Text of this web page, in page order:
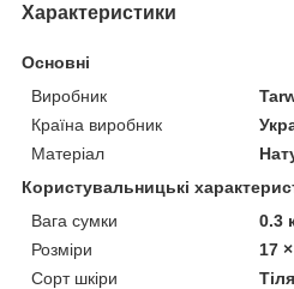
Характеристики
Основні
Виробник
Країна виробник
Матеріал
Користувальницькі
Вага сумки
0.3
Розміри
17
Сорт шкіри